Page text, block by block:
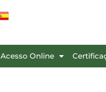
Acesso Online